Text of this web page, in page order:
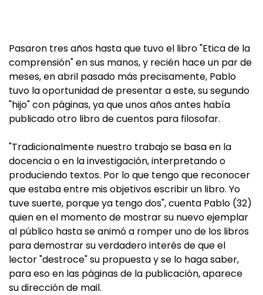
Pasaron tres años hasta que tuvo el libro "Etica de la
comprensión" en sus manos, y recién hace un par de
meses, en abril pasado más precisamente, Pablo
tuvo la oportunidad de presentar a este, su segundo
"hijo" con páginas, ya que unos años antes había
publicado otro libro de cuentos para filosofar.
"Tradicionalmente nuestro trabajo se basa en la
docencia o en la investigación, interpretando o
produciendo textos. Por lo que tengo que reconocer
que estaba entre mis objetivos escribir un libro. Yo
tuve suerte, porque ya tengo dos", cuenta Pablo (32)
quien en el momento de mostrar su nuevo ejemplar
al público hasta se animó a romper uno de los libros
para demostrar su verdadero interés de que el
lector "destroce" su propuesta y se lo haga saber,
para eso en las páginas de la publicación, aparece
su dirección de mail.